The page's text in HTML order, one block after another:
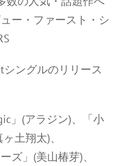
ー・ファースト・シ
ングルのリリース
」(アラジン)、「小
土翔太)、
ズ」(美山椿芽)、